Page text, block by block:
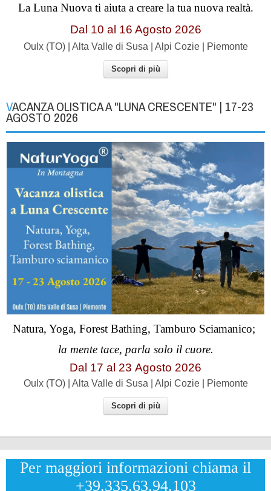
La Luna Nuova ti aiuta a creare la tua nuova realtà.
Dal 10 al 16 Agosto 2026
Oulx (TO) | Alta Valle di Susa | Alpi Cozie | Piemonte
Scopri di più
VACANZA OLISTICA A "LUNA CRESCENTE" | 17-23
AGOSTO 2026
Natura, Yoga, Forest Bathing, Tamburo Sciamanico;
la mente tace, parla solo il cuore.
Dal 17 al 23 Agosto 2026
Oulx (TO) | Alta Valle di Susa | Alpi Cozie | Piemonte
Scopri di più
Per maggiori informazioni chiama il
+39.335.63.94.103